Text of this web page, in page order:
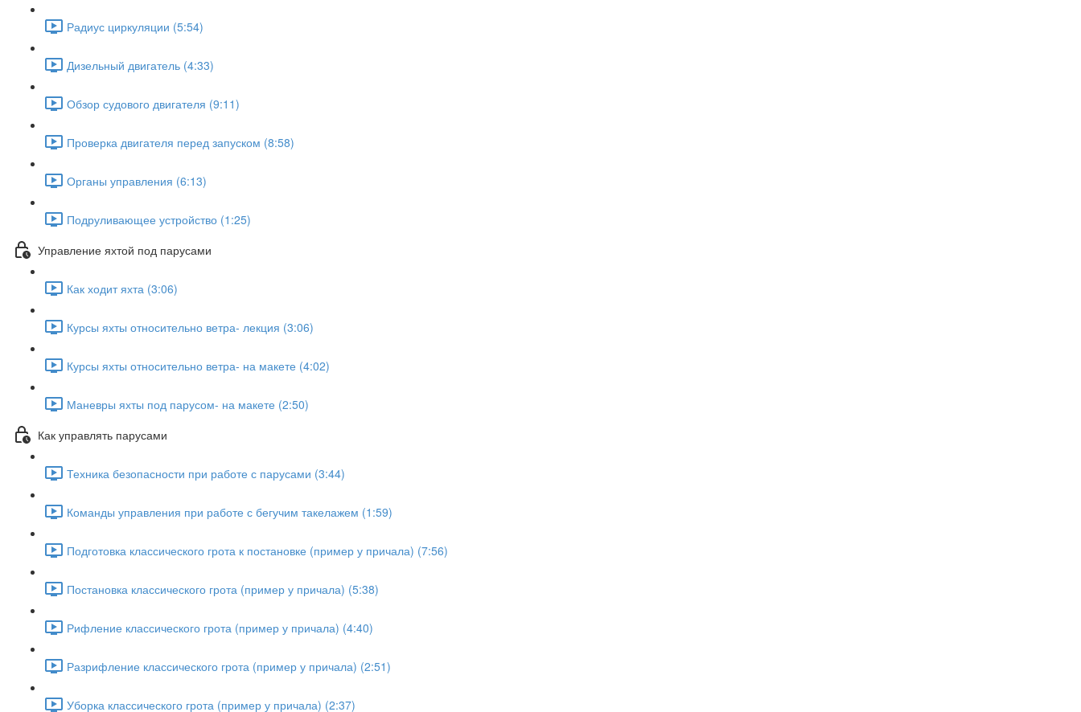
Радиус циркуляции (5:54)
Дизельный двигатель (4:33)
Обзор судового двигателя (9:11)
Проверка двигателя перед запуском (8:58)
Органы управления (6:13)
Подруливающее устройство (1:25)
Управление яхтой под парусами
Как ходит яхта (3:06)
Курсы яхты относительно ветра- лекция (3:06)
Курсы яхты относительно ветра- на макете (4:02)
Маневры яхты под парусом- на макете (2:50)
Как управлять парусами
Техника безопасности при работе с парусами (3:44)
Команды управления при работе с бегучим такелажем (1:59)
Подготовка классического грота к постановке (пример у причала) (7:56)
Постановка классического грота (пример у причала) (5:38)
Рифление классического грота (пример у причала) (4:40)
Разрифление классического грота (пример у причала) (2:51)
Уборка классического грота (пример у причала) (2:37)